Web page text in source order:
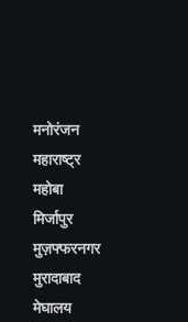
मनोरंजन
महाराष्ट्र
महोबा
मिर्जापुर
मुज़फ्फरनगर
मुरादाबाद
मेघालय